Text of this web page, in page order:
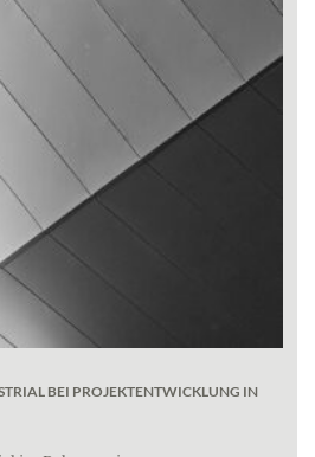
BEI PROJEKTENTWICKLUNG IN